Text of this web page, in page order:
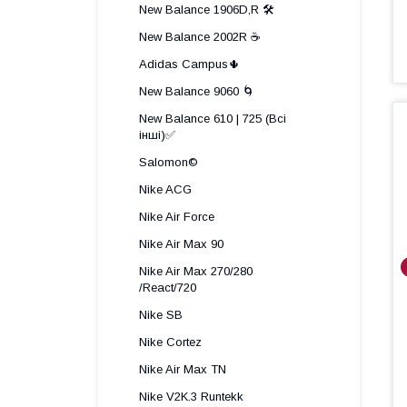
New Balance 1906D,R 🛠️
New Balance 2002R ☕
Adidas Campus🌵
New Balance 9060 🌀
New Balance 610 | 725 (Всі
інші)✅
Salomon©️
Nike ACG
Nike Air Force
Nike Air Max 90
Nike Air Max 270/280
/React/720
Nike SB
Nike Cortez
Nike Air Max TN
Nike V2K.3 Runtekk